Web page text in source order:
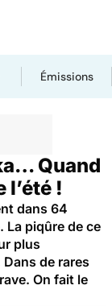
Émissions
Quand
!
dans 64
La piqûre de ce
plus
de rares
On fait le